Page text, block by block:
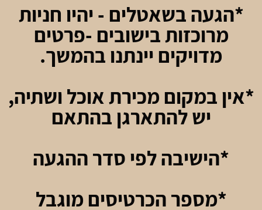
*הגעה בשאטלים - יהיו חניות
מרוכזות בישובים -פרטים
מדויקים יינתנו בהמשך.
*אין במקום מכירת אוכל ושתיה,
יש להתארגן בהתאם
*הישיבה לפי סדר ההגעה
*מספר הכרטיסים מוגבל